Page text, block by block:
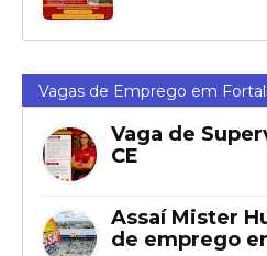
Vagas de Emprego em
Vaga de
CE
Assaí Mister
de emprego